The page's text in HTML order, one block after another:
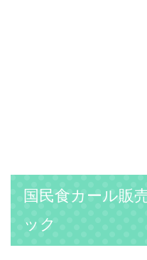
国民食カール販
ック